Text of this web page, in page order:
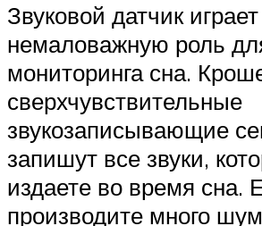
Звуковой датчик играет
немаловажную роль
мониторинга сна.
сверхчувствительные
звукозаписывающие
запишут все звуки,
издаете во время сна.
производите много